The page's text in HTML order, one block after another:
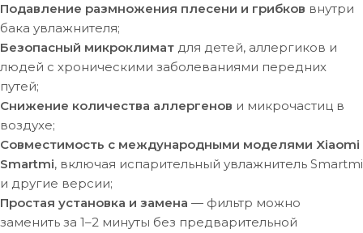
Подавление размножения плесени и грибков внутри
бака увлажнителя;
Безопасный микроклимат для детей, аллергиков и
людей с хроническими заболеваниями передних
путей;
Снижение количества аллергенов и микрочастиц в
воздухе;
Совместимость с международными моделями Xiaomi
Smartmi, включая испарительный увлажнитель Smartmi
и другие версии;
Простая установка и замена — фильтр можно
заменить за 1–2 минуты без предварительной